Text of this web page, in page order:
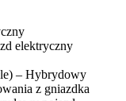
elektryczny
– Hybrydowy
z gniazdka